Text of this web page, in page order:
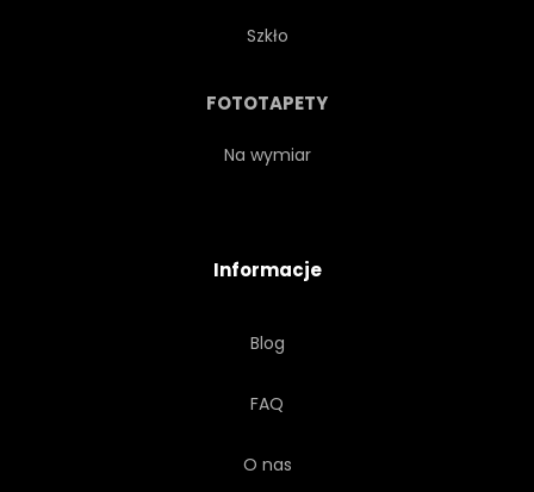
Szkło
FOTOTAPETY
Na wymiar
Informacje
Blog
FAQ
O nas